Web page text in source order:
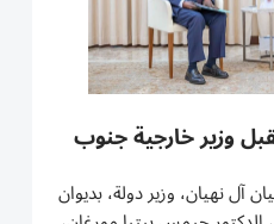
وزير خارجية جنوب
نهيان، وزير دولة، بديوان